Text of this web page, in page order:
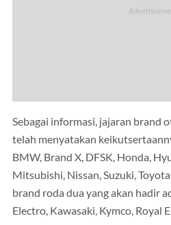
Sebagai informasi, jajaran brand
telah menyatakan
BMW, Brand X, DFSK, Honda,
Mitsubishi, Nissan, Suzuki,
brand roda dua yang akan hadir
Electro, Kawasaki, Kymco, Royal